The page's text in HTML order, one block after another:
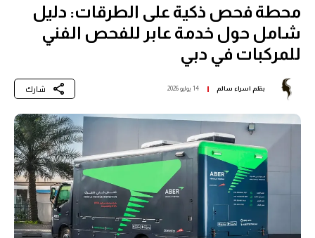
محطة فحص ذكية على الطرقات: دليل
شامل حول خدمة عابر للفحص الفني
للمركبات في دبي
بقلم اسراء سالم 14 يوليو 2026 شارك